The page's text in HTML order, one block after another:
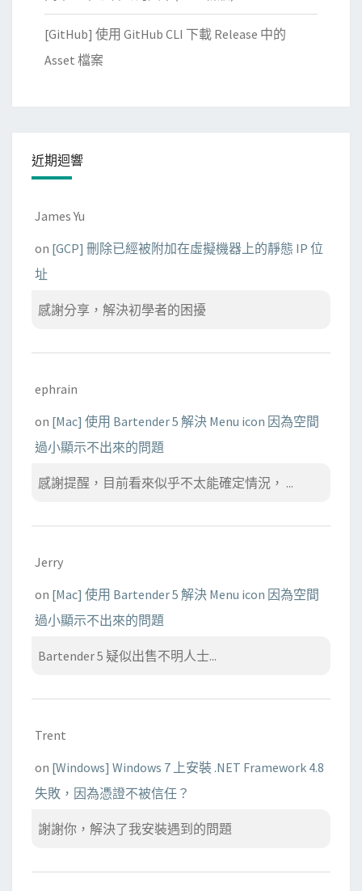
的
[GitHub] 使用 GitHub CLI 下載 Release 中的
Asset 檔案
近期迴響
James Yu
on [GCP] 刪除已經被附加在虛擬機器上的靜態 IP 位
址
感謝分享，解決初學者的困擾
ephrain
on [Mac] 使用 Bartender 5 解決 Menu icon 因為空間
過小顯示不出來的問題
感謝提醒，目前看來似乎不太能確定情況， ...
Jerry
on [Mac] 使用 Bartender 5 解決 Menu icon 因為空間
過小顯示不出來的問題
Bartender 5 疑似出售不明人士...
Trent
on [Windows] Windows 7 上安裝 .NET Framework 4.8
失敗，因為憑證不被信任？
謝謝你，解決了我安裝遇到的問題